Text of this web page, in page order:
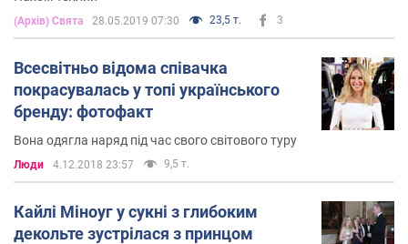
(Архів) Свята 28.05.2019 07:30 23,5 т. 3
Всесвітньо відома співачка
покрасувалась у топі українського
бренду: фотофакт
Вона одягла наряд під час свого світового туру
Люди 4.12.2018 23:57 9,5 т.
Кайлі Міноуг у сукні з глибоким
декольте зустрілася з принцом